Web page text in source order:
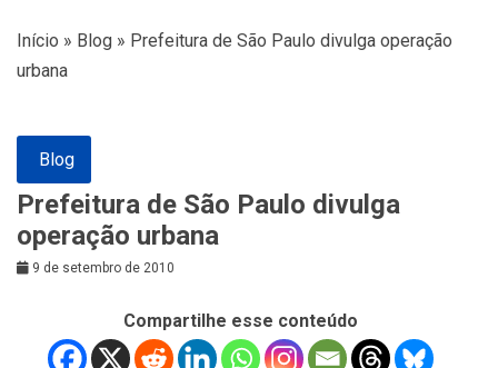
Início » Blog » Prefeitura de São Paulo divulga operação
urbana
Blog
Prefeitura de São Paulo divulga
operação urbana
9 de setembro de 2010
Compartilhe esse conteúdo